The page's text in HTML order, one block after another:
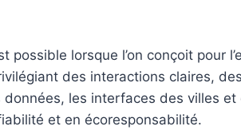
lorsque l’on conçoit pour
des interactions claires,
les interfaces des villes
et en écoresponsabilité.